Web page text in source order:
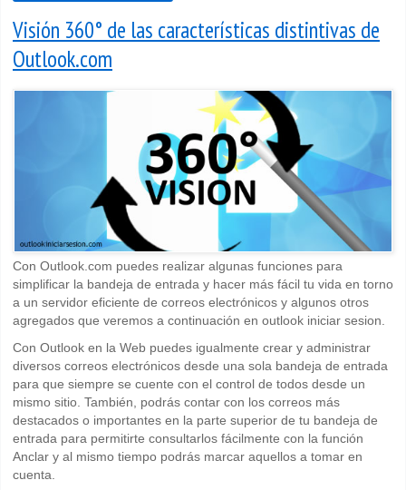
Visión 360° de las características distintivas de
Outlook.com
Con Outlook.com puedes realizar algunas funciones para
simplificar la bandeja de entrada y hacer más fácil tu vida en torno
a un servidor eficiente de correos electrónicos y algunos otros
agregados que veremos a continuación en outlook iniciar sesion.
Con Outlook en la Web puedes igualmente crear y administrar
diversos correos electrónicos desde una sola bandeja de entrada
para que siempre se cuente con el control de todos desde un
mismo sitio. También, podrás contar con los correos más
destacados o importantes en la parte superior de tu bandeja de
entrada para permitirte consultarlos fácilmente con la función
Anclar y al mismo tiempo podrás marcar aquellos a tomar en
cuenta.